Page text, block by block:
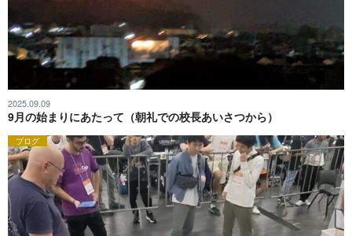
2025.09.09
9月の始まりにあたって（朝礼での校長あいさつから）
ブログ